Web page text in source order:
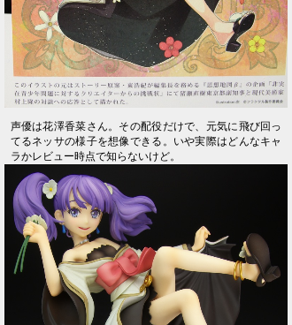
声優は花澤香菜さん。その配役だけで、元気に飛び回っ
てるネッサの様子を想像できる。いや実際はどんなキャ
ラかレビュー時点で知らないけど。